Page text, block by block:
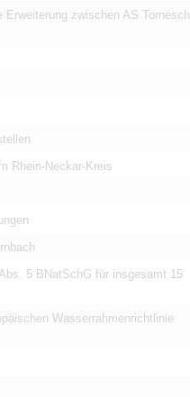
zwischen AS Tornesch
Rhein-Neckar-Kreis
5 BNatSchG für insgesamt 15
Wasserrahmenrichtlinie